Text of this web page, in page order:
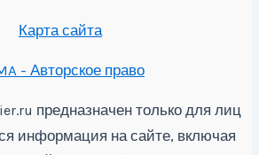
Карта сайта
- Авторское право
предназначен только для лиц
информация на сайте, включая